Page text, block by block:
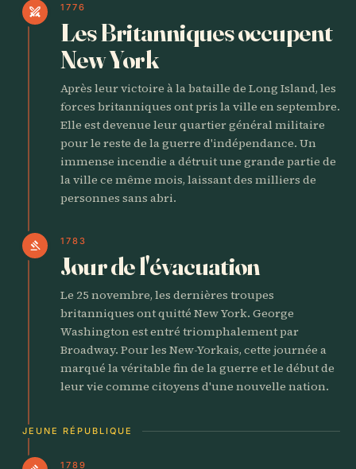
swords 1776
Les Britanniques occupent
New York
Après leur victoire à la bataille de Long Island, les
forces britanniques ont pris la ville en septembre.
Elle est devenue leur quartier général militaire
pour le reste de la guerre d'indépendance. Un
immense incendie a détruit une grande partie de
la ville ce même mois, laissant des milliers de
personnes sans abri.
gavel 1783
Jour de l'évacuation
Le 25 novembre, les dernières troupes
britanniques ont quitté New York. George
Washington est entré triomphalement par
Broadway. Pour les New-Yorkais, cette journée a
marqué la véritable fin de la guerre et le début de
leur vie comme citoyens d'une nouvelle nation.
JEUNE RÉPUBLIQUE
1789